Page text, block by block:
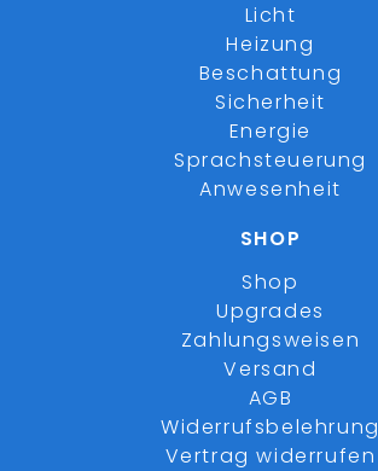
Licht
Heizung
Beschattung
Sicherheit
Energie
Sprachsteuerung
Anwesenheit
SHOP
Shop
Upgrades
Zahlungsweisen
Versand
AGB
Widerrufsbelehrung
Vertrag widerrufen